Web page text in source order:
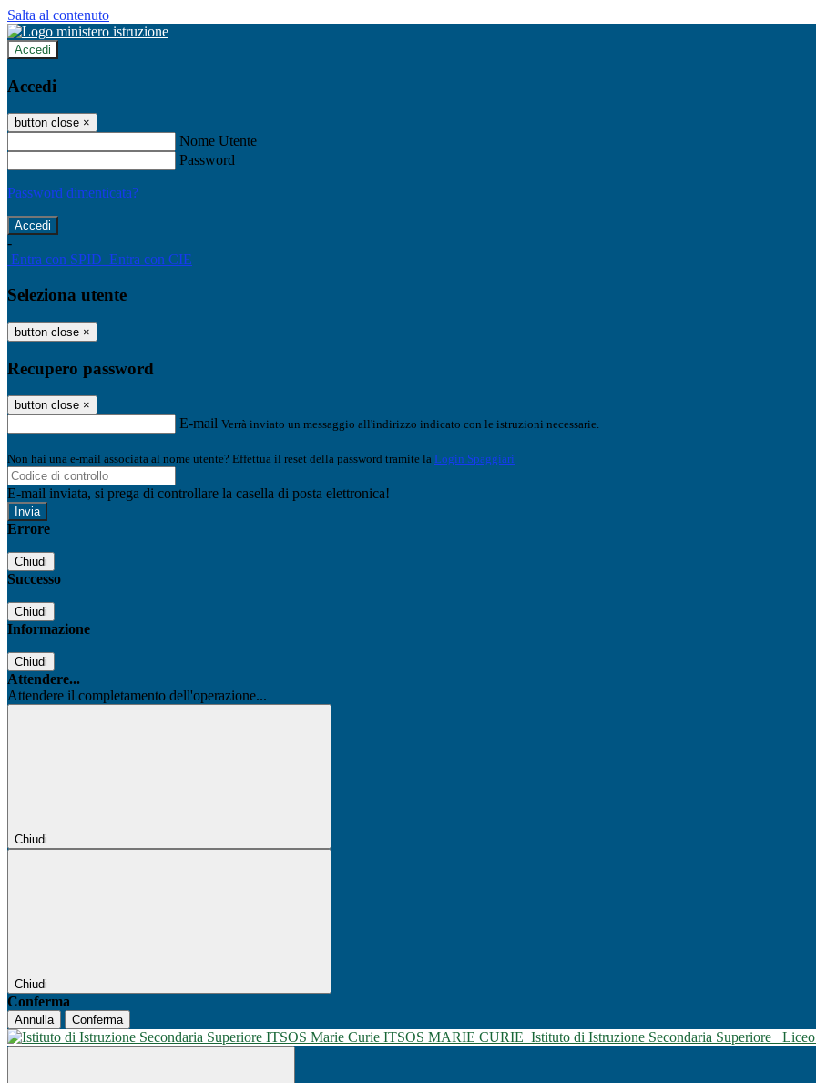
Salta al contenuto
Accedi
Accedi
button close ×
Nome Utente
Password
Password dimenticata?
-
Entra con SPID Entra con CIE
Seleziona utente
button close ×
Recupero password
button close ×
E-mail Verrà inviato un messaggio all'indirizzo indicato con le istruzioni necessarie.
Non hai una e-mail associata al nome utente? Effettua il reset della password tramite la Login Spaggiari
E-mail inviata, si prega di controllare la casella di posta elettronica!
Errore
Chiudi
Successo
Chiudi
Informazione
Chiudi
Attendere...
Attendere il completamento dell'operazione...
Chiudi
Chiudi
Conferma
Annulla Conferma
ITSOS MARIE CURIE Istituto di Istruzione Secondaria Superiore